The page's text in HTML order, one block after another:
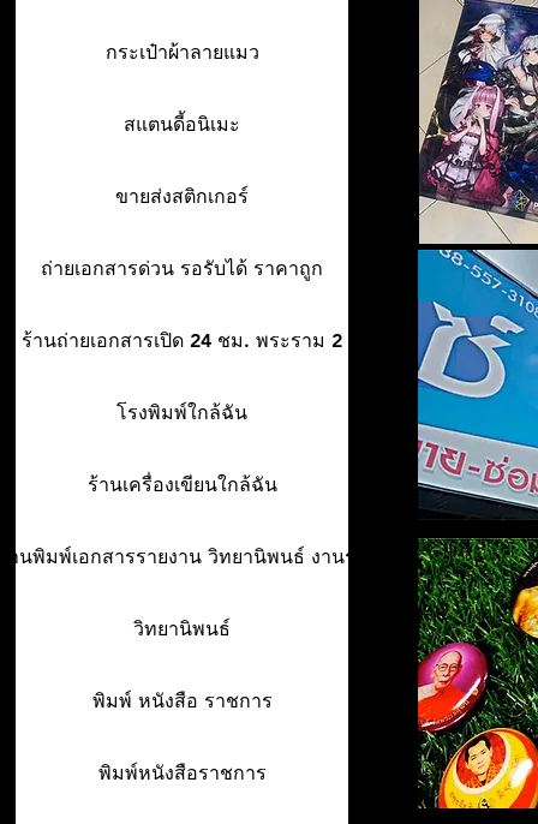
กระเป๋าผ้าลายแมว
สแตนดี้อนิเมะ
ขายส่งสติกเกอร์
ถ่ายเอกสารด่วน รอรับได้ ราคาถูก
ร้านถ่ายเอกสารเปิด 24 ชม. พระราม 2
โรงพิมพ์ใกล้ฉัน
ร้านเครื่องเขียนใกล้ฉัน
านพิมพ์เอกสารรายงาน วิทยานิพนธ์ งานรา
วิทยานิพนธ์
พิมพ์ หนังสือ ราชการ
พิมพ์หนังสือราชการ